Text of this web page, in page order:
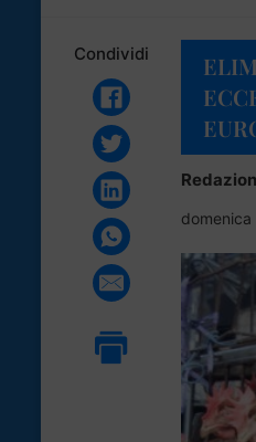
Condividi
domenica